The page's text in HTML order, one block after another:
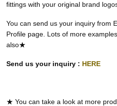
fittings with your original brand
You can send us your inquiry from
Profile page. Lots of more
also★
Send us your inquiry : HERE
★ You can take a look at more